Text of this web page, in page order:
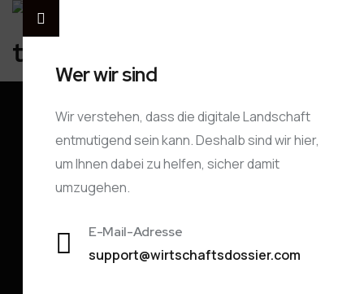
OffCanvas
Wer wir sind
Wir verstehen, dass die digitale Landschaft
entmutigend sein kann. Deshalb sind wir hier,
um Ihnen dabei zu helfen, sicher damit
umzugehen.
E-Mail-Adresse
support@wirtschaftsdossier.com